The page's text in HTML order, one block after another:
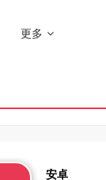
更多
安卓